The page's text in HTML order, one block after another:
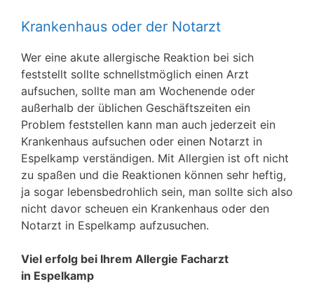
Krankenhaus oder der Notarzt
Wer eine akute allergische Reaktion bei sich
feststellt sollte schnellstmöglich einen Arzt
aufsuchen, sollte man am Wochenende oder
außerhalb der üblichen Geschäftszeiten ein
Problem feststellen kann man auch jederzeit ein
Krankenhaus aufsuchen oder einen Notarzt in
Espelkamp verständigen. Mit Allergien ist oft nicht
zu spaßen und die Reaktionen können sehr heftig,
ja sogar lebensbedrohlich sein, man sollte sich also
nicht davor scheuen ein Krankenhaus oder den
Notarzt in Espelkamp aufzusuchen.
Viel erfolg bei Ihrem Allergie Facharzt
in Espelkamp